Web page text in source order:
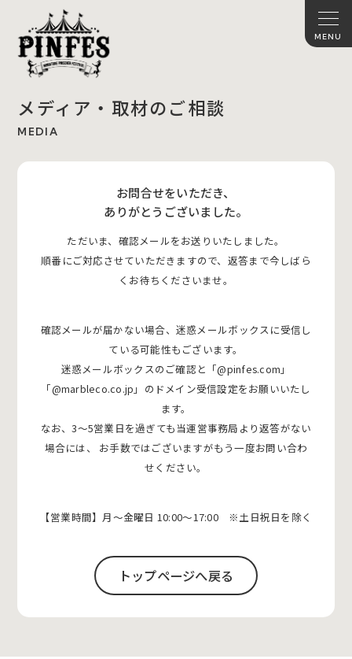
メディア・取材のご相談
MEDIA
お問合せをいただき、
ありがとうございました。
ただいま、確認メールをお送りいたしました。
順番にご対応させていただきますので、返答まで今しばら
くお待ちくださいませ。
確認メールが届かない場合、迷惑メールボックスに受信し
ている可能性もございます。
迷惑メールボックスのご確認と「@pinfes.com」
「@marbleco.co.jp」のドメイン受信設定をお願いいたし
ます。
なお、3〜5営業日を過ぎても当運営事務局より返答がない
場合には、
お手数ではございますがもう一度お問い合わ
せください。
【営業時間】月〜金曜日 10:00〜17:00 ※土日祝日を除く
トップページへ戻る